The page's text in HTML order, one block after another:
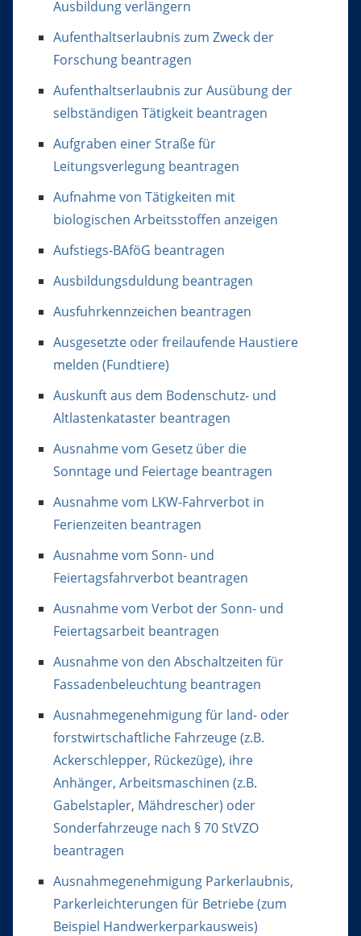
Ausbildung verlängern
Aufenthaltserlaubnis zum Zweck der
Forschung beantragen
Aufenthaltserlaubnis zur Ausübung der
selbständigen Tätigkeit beantragen
Aufgraben einer Straße für
Leitungsverlegung beantragen
Aufnahme von Tätigkeiten mit
biologischen Arbeitsstoffen anzeigen
Aufstiegs-BAföG beantragen
Ausbildungsduldung beantragen
Ausfuhrkennzeichen beantragen
Ausgesetzte oder freilaufende Haustiere
melden (Fundtiere)
Auskunft aus dem Bodenschutz- und
Altlastenkataster beantragen
Ausnahme vom Gesetz über die
Sonntage und Feiertage beantragen
Ausnahme vom LKW-Fahrverbot in
Ferienzeiten beantragen
Ausnahme vom Sonn- und
Feiertagsfahrverbot beantragen
Ausnahme vom Verbot der Sonn- und
Feiertagsarbeit beantragen
Ausnahme von den Abschaltzeiten für
Fassadenbeleuchtung beantragen
Ausnahmegenehmigung für land- oder
forstwirtschaftliche Fahrzeuge (z.B.
Ackerschlepper, Rückezüge), ihre
Anhänger, Arbeitsmaschinen (z.B.
Gabelstapler, Mähdrescher) oder
Sonderfahrzeuge nach § 70 StVZO
beantragen
Ausnahmegenehmigung Parkerlaubnis,
Parkerleichterungen für Betriebe (zum
Beispiel Handwerkerparkausweis)